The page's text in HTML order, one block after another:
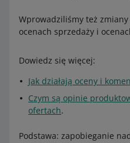
Wprowadziliśmy też
ocenach sprzedaży i
Dowiedz się więcej:
Jak działają oceny i
Czym są opinie
ofertach.
Podstawa: zapobieganie